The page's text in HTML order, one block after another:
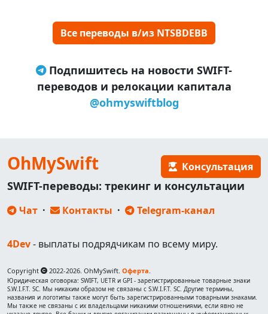
Все переводы в/из NTSBDEBB
Подпишитесь на новости SWIFT-
переводов и релокации капитала
@ohmyswiftblog
OhMySwift Консультация
SWIFT-переводы: трекинг и консультации
Чат · Контакты · Telegram-канал
4Dev- выплаты подрядчикам по всему миру.
Copyright 2022-2026. OhMySwift. Оферта.
Юридическая оговорка: SWIFT, UETR и GPI - зарегистрированные товарные знаки
S.W.I.F.T. SC. Мы никаким образом не связаны с S.W.I.F.T. SC. Другие термины,
названия и логотипы также могут быть зарегистрированными товарными знаками.
Мы также не связаны с их владельцами никакими отношениями, если явно не